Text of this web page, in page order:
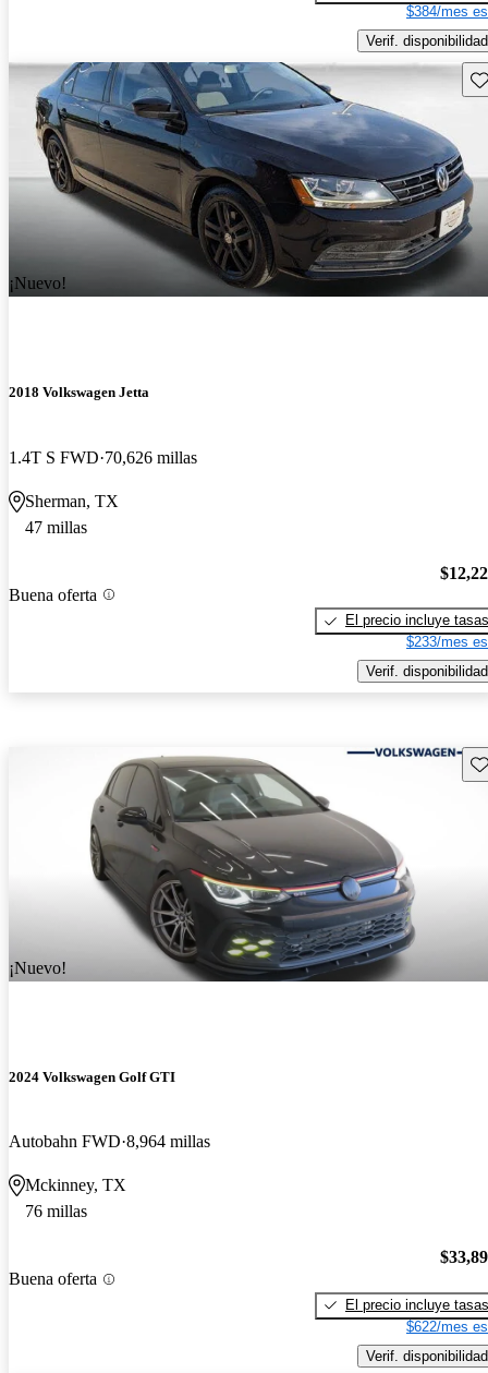
$384/mes
Verif. disponibilidad
¡Nuevo!
2018 Volkswagen Jetta
1.4T S FWD 70,626 millas
Sherman, TX
47 millas
Buena oferta
El precio incluye tasas
$233/mes
Verif. disponibilidad
¡Nuevo!
2024 Volkswagen Golf GTI
Autobahn FWD 8,964 millas
Mckinney, TX
76 millas
Buena oferta
El precio incluye tasas
$622/mes
Verif. disponibilidad